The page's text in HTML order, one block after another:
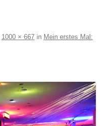
1000 × 667 in Mein erstes Mal: